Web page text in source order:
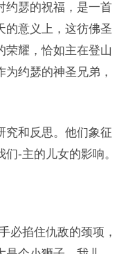
约瑟的祝福，是一首
的意义上，这彷佛圣
荣耀，恰如主在登山
约瑟的神圣兄弟，
究和反思。他们象征
-主的儿女的影响。
必掐住仇敌的颈项，